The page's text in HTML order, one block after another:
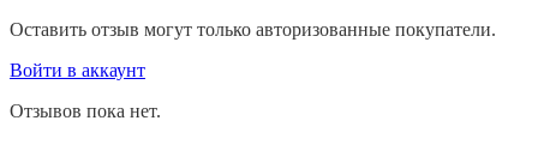
Оставить отзыв могут только авторизованные покупатели.
Войти в аккаунт
Отзывов пока нет.